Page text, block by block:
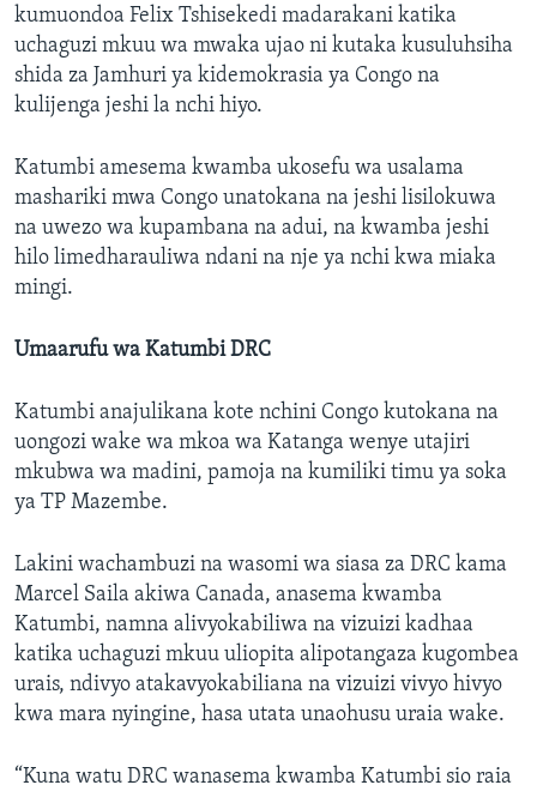
kumuondoa Felix Tshisekedi madarakani katika
uchaguzi mkuu wa mwaka ujao ni kutaka kusuluhsiha
shida za Jamhuri ya kidemokrasia ya Congo na
kulijenga jeshi la nchi hiyo.
Katumbi amesema kwamba ukosefu wa usalama
mashariki mwa Congo unatokana na jeshi lisilokuwa
na uwezo wa kupambana na adui, na kwamba jeshi
hilo limedharauliwa ndani na nje ya nchi kwa miaka
mingi.
Umaarufu wa Katumbi DRC
Katumbi anajulikana kote nchini Congo kutokana na
uongozi wake wa mkoa wa Katanga wenye utajiri
mkubwa wa madini, pamoja na kumiliki timu ya soka
ya TP Mazembe.
Lakini wachambuzi na wasomi wa siasa za DRC kama
Marcel Saila akiwa Canada, anasema kwamba
Katumbi, namna alivyokabiliwa na vizuizi kadhaa
katika uchaguzi mkuu uliopita alipotangaza kugombea
urais, ndivyo atakavyokabiliana na vizuizi vivyo hivyo
kwa mara nyingine, hasa utata unaohusu uraia wake.
“Kuna watu DRC wanasema kwamba Katumbi sio raia